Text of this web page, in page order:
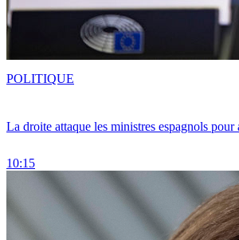
La droite attaque les ministres espagnols
10:15
POLITIQUE